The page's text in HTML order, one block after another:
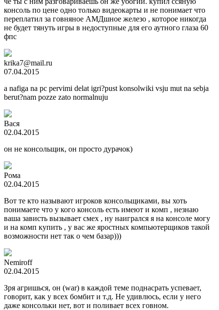
консоль по цене одно только видеокарты и не понимает что
переплатил за говняное АМДшное железо , которое никогда
не будет тянуть игры в недоступные для его аутного глаза 60
фпс
krika7@mail.ru
07.04.2015
a nafiga na pc pervimi delat igri?pust konsolwiki vsju mut na sebja
berut?nam pozze zato normalnuju
Вася
02.04.2015
он не консольщик, он просто дурачок)
Рома
02.04.2015
Вот те кто называют игроков консольщиками, вы хоть
понимаете что у кого консоль есть имеют и комп , незнаю
ваша зависть вызывает смех , ну наигрался я на консоле могу
и на комп купить , у вас же яростных компьютерщиков такой
возможности нет так о чем базар)))
Nemiroff
02.04.2015
Зря агришься, он (war) в каждой теме поднасрать успевает,
говорит, как у всех бомбит и т.д. Не удивлюсь, если у него
даже консольки нет, вот и поливает всех говном.